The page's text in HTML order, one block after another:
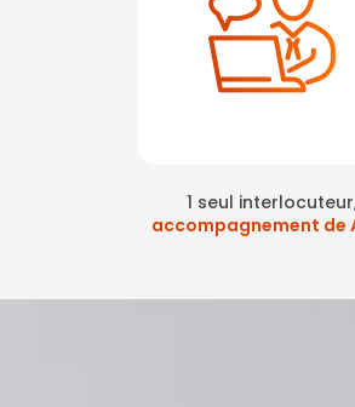
1 seul
accompagnement de